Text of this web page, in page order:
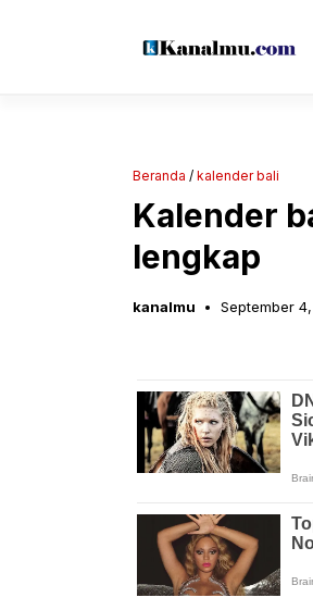
Beranda / kalender bali
Kalender
lengkap
kanalmu September 4,